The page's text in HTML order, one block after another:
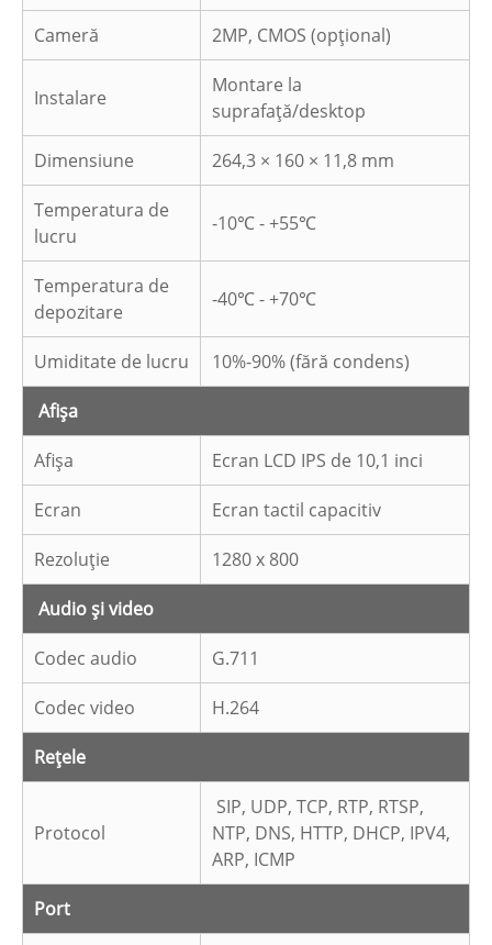
Cameră 2MP, CMOS (opțional)
Instalare
Montare la
suprafață/desktop
Dimensiune 264,3 × 160 × 11,8 mm
Temperatura de
lucru
-10℃ - +55℃
Temperatura de
depozitare
-40℃ - +70℃
Umiditate de lucru 10%-90% (fără condens)
Afişa
Afişa Ecran LCD IPS de 10,1 inci
Ecran Ecran tactil capacitiv
Rezoluţie 1280 x 800
Audio și video
Codec audio G.711
Codec video H.264
Rețele
Protocol
SIP, UDP, TCP, RTP, RTSP,
NTP, DNS, HTTP, DHCP, IPV4,
ARP, ICMP
Port